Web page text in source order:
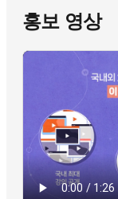
홍보 영상